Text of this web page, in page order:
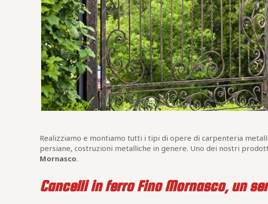
Realizziamo e montiamo tutti i tipi di opere di carpenteria
persiane, costruzioni metalliche in genere. Uno dei nostri
Mornasco.
Cancelli in ferro Fino Mornasco, un